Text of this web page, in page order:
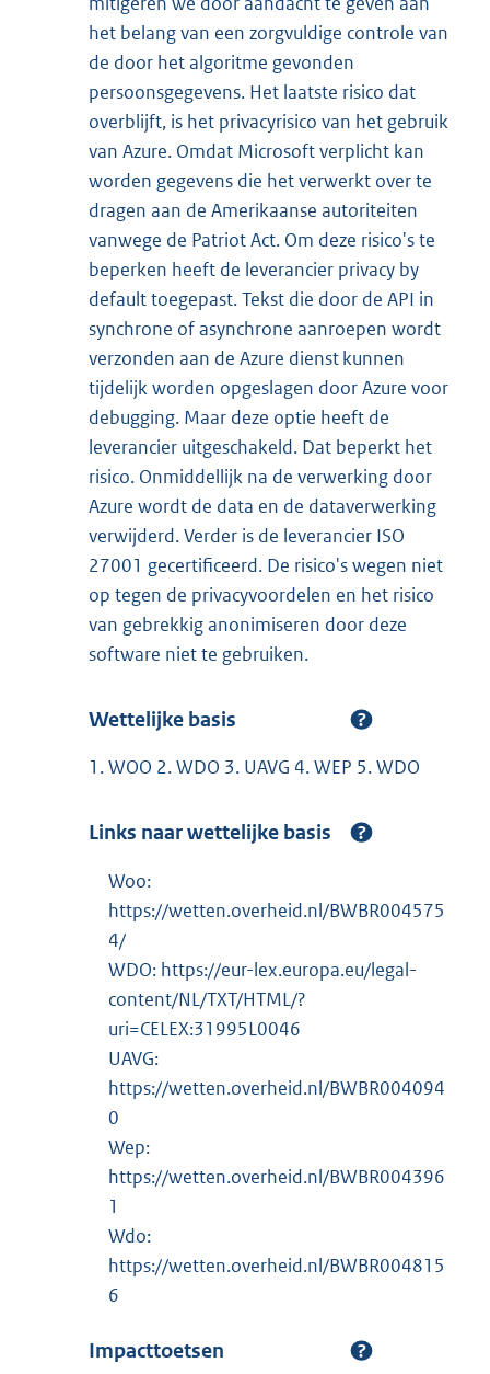
het belang van een zorgvuldige controle van
de door het algoritme gevonden
persoonsgegevens. Het laatste risico dat
overblijft, is het privacyrisico van het gebruik
van Azure. Omdat Microsoft verplicht kan
worden gegevens die het verwerkt over te
dragen aan de Amerikaanse autoriteiten
vanwege de Patriot Act. Om deze risico's te
beperken heeft de leverancier privacy by
default toegepast. Tekst die door de API in
synchrone of asynchrone aanroepen wordt
verzonden aan de Azure dienst kunnen
tijdelijk worden opgeslagen door Azure voor
debugging. Maar deze optie heeft de
leverancier uitgeschakeld. Dat beperkt het
risico. Onmiddellijk na de verwerking door
Azure wordt de data en de dataverwerking
verwijderd. Verder is de leverancier ISO
27001 gecertificeerd. De risico's wegen niet
op tegen de privacyvoordelen en het risico
van gebrekkig anonimiseren door deze
software niet te gebruiken.
Wettelijke basis
1. WOO 2. WDO 3. UAVG 4. WEP 5. WDO
Links naar wettelijke basis
Woo:
https://wetten.overheid.nl/BWBR004575
4/
WDO: https://eur-lex.europa.eu/legal-
content/NL/TXT/HTML/?
uri=CELEX:31995L0046
UAVG:
https://wetten.overheid.nl/BWBR004094
0
Wep:
https://wetten.overheid.nl/BWBR004396
1
Wdo:
https://wetten.overheid.nl/BWBR004815
6
Impacttoetsen